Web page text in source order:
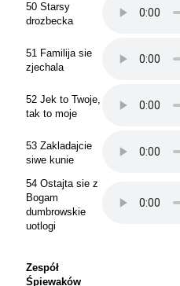
50 Starsy
drozbecka
51 Familija sie
zjechala
52 Jek to Twoje,
tak to moje
53 Zakladajcie
siwe kunie
54 Ostajta sie z
Bogam
dumbrowskie
uotlogi
Zespół
Śpiewaków